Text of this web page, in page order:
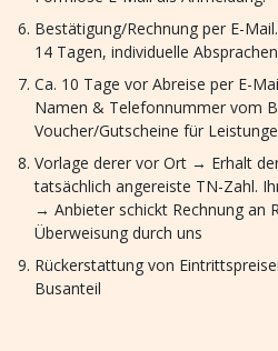
Bestätigung/Rechnung per E-
14 Tagen, individuelle
Ca. 10 Tage vor Abreise per E-
Namen & Telefonnummer vom
Voucher/Gutscheine für
Vorlage derer vor Ort → Erhalt
tatsächlich angereiste TN-Zahl.
→ Anbieter schickt Rechnung an
Überweisung durch uns
Rückerstattung von
Busanteil